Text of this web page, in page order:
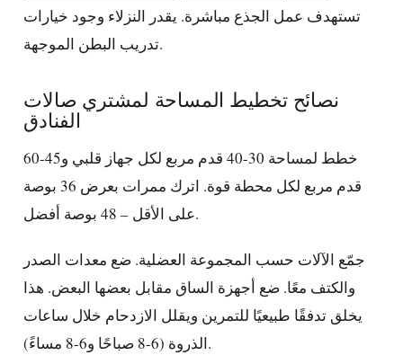
تستهدف عمل الجذع مباشرة. يقدر النزلاء وجود خيارات
تدريب البطن الموجهة.
نصائح تخطيط المساحة لمشتري صالات
الفنادق
خطط لمساحة 30-40 قدم مربع لكل جهاز قلبي و45-60
قدم مربع لكل محطة قوة. اترك ممرات بعرض 36 بوصة
على الأقل – 48 بوصة أفضل.
جمّع الآلات حسب المجموعة العضلية. ضع معدات الصدر
والكتف معًا. ضع أجهزة الساق مقابل بعضها البعض. هذا
يخلق تدفقًا طبيعيًا للتمرين ويقلل الازدحام خلال ساعات
الذروة (6-8 صباحًا و6-8 مساءً).